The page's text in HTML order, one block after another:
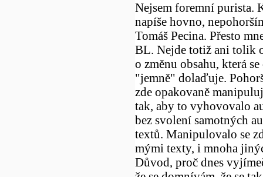
Nejsem foremní purista.
napíše hovno,
Tomáš Pecina. Přesto
BL. Nejde totiž ani tolik
o změnu obsahu, která
"jemně" dolaďuje.
zde opakovaně
tak, aby to vyhovovalo
bez svolení samotných
textů. Manipulovalo se
mými texty, i mnoha
Důvod, proč dnes